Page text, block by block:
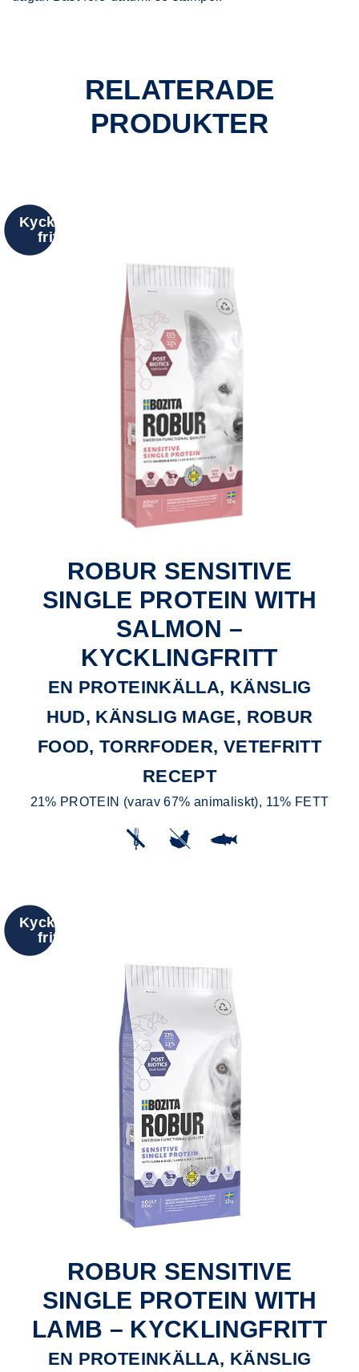
RELATERADE
PRODUKTER
Kyckling
fritt
ROBUR SENSITIVE
SINGLE PROTEIN WITH
SALMON –
KYCKLINGFRITT
EN PROTEINKÄLLA, KÄNSLIG
HUD, KÄNSLIG MAGE, ROBUR
FOOD, TORRFODER, VETEFRITT
RECEPT
21% PROTEIN (varav 67% animaliskt), 11% FETT
Kyckling
fritt
ROBUR SENSITIVE
SINGLE PROTEIN WITH
LAMB – KYCKLINGFRITT
EN PROTEINKÄLLA, KÄNSLIG